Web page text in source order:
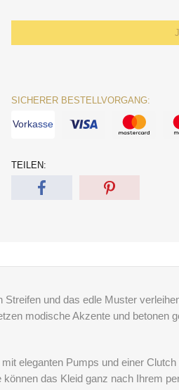
SICHERER BESTELLVORGANG:
Vorkasse
TEILEN:
und das edle Muster
modische Akzente und betonen
eleganten Pumps und einer
das Kleid ganz nach Ihrem